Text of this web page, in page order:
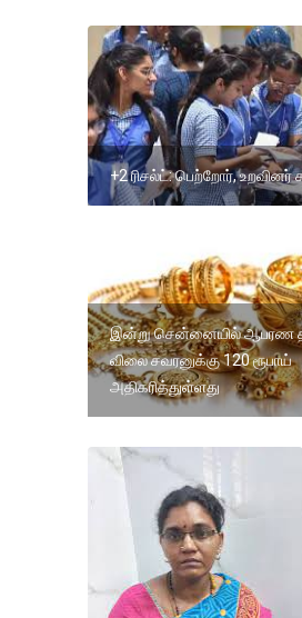
+2 ரிசல்ட்: பெற்றோர், உறவினர்
இன்று சென்னையில் ஆபரண
விலை சவரனுக்கு 120 ரூபாய்
அதிகரித்துள்ளது